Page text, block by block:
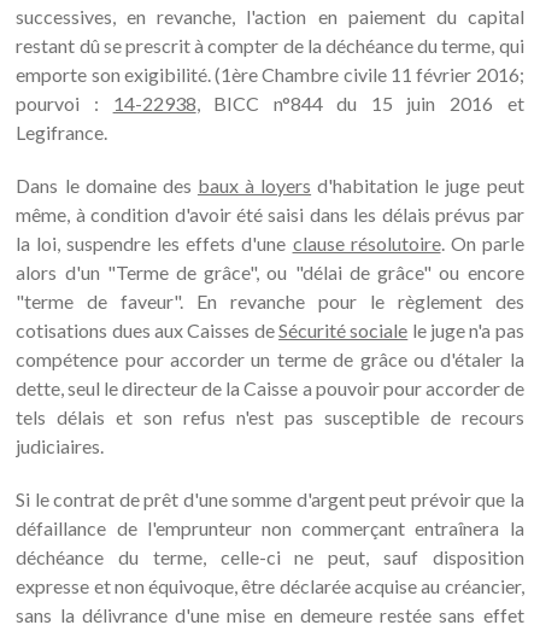
successives, en revanche, l'action en paiement du capital
restant dû se prescrit à compter de la déchéance du terme, qui
emporte son exigibilité. (1ère Chambre civile 11 février 2016;
pourvoi : 14-22938, BICC n°844 du 15 juin 2016 et
Legifrance.
Dans le domaine des baux à loyers d'habitation le juge peut
même, à condition d'avoir été saisi dans les délais prévus par
la loi, suspendre les effets d'une clause résolutoire. On parle
alors d'un "Terme de grâce", ou "délai de grâce" ou encore
"terme de faveur". En revanche pour le règlement des
cotisations dues aux Caisses deSécurité sociale le juge n'a pas
compétence pour accorder un terme de grâce ou d'étaler la
dette, seul le directeur de la Caisse a pouvoir pour accorder de
tels délais et son refus n'est pas susceptible de recours
judiciaires.
Si le contrat de prêt d'une somme d'argent peut prévoir que la
défaillance de l'emprunteur non commerçant entraînera la
déchéance du terme, celle-ci ne peut, sauf disposition
expresse et non équivoque, être déclarée acquise au créancier,
sans la délivrance d'une mise en demeure restée sans effet